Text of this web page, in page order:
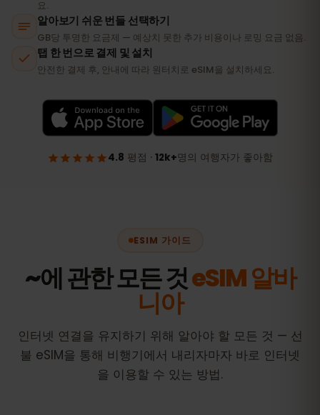
ESIM 가이드
~에 관한 모든 것eSIM 알바
니아
인터넷 연결을 유지하기 위해 알아야 할 모든 것 — 선
불 eSIM을 통해 비행기에서 내리자마자 바로 인터넷
을 이용할 수 있는 방법.